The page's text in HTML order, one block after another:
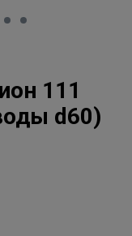
111
d60)